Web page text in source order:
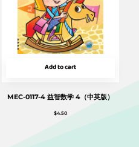
Add to cart
MEC-0117-4 益智数学 4（中英版）
$4.50